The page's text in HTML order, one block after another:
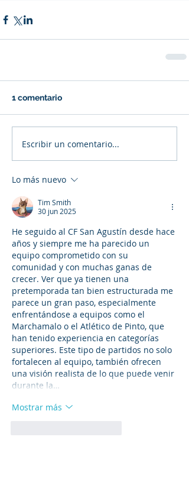
1 comentario
Escribir un comentario...
Lo más nuevo
Tim Smith
30 jun 2025
He seguido al CF San Agustín desde hace
años y siempre me ha parecido un
equipo comprometido con su
comunidad y con muchas ganas de
crecer. Ver que ya tienen una
pretemporada tan bien estructurada me
parece un gran paso, especialmente
enfrentándose a equipos como el
Marchamalo o el Atlético de Pinto, que
han tenido experiencia en categorías
superiores. Este tipo de partidos no solo
fortalecen al equipo, también ofrecen
una visión realista de lo que puede venir
durante la…
Mostrar más